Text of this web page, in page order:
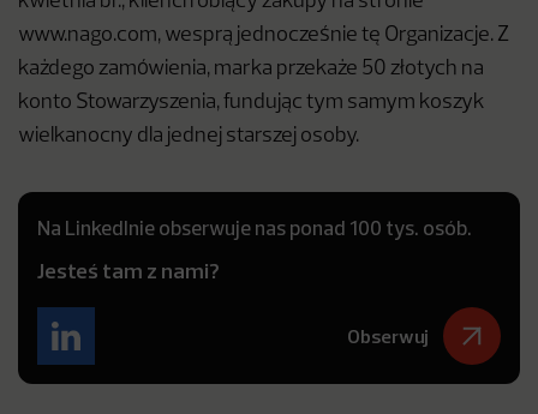
www.nago.com, wesprą jednocześnie tę Organizacje. Z
każdego zamówienia, marka przekaże 50 złotych na
konto Stowarzyszenia, fundując tym samym koszyk
wielkanocny dla jednej starszej osoby.
Na LinkedInie obserwuje nas ponad 100 tys. osób.
Jesteś tam z nami?
Obserwuj